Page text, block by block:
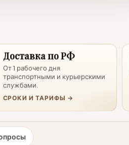
Доставка по РФ
От 1 рабочего дня
транспортными и курьерскими
службами.
СРОКИ И ТАРИФЫ →